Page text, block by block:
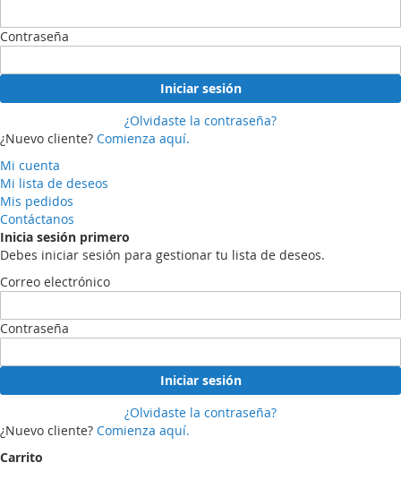
Contraseña
Iniciar sesión
¿Olvidaste la contraseña?
¿Nuevo cliente? Comienza aquí.
Mi cuenta
Mi lista de deseos
Mis pedidos
Contáctanos
Inicia sesión primero
Debes iniciar sesión para gestionar tu lista de deseos.
Correo electrónico
Contraseña
Iniciar sesión
¿Olvidaste la contraseña?
¿Nuevo cliente? Comienza aquí.
Carrito